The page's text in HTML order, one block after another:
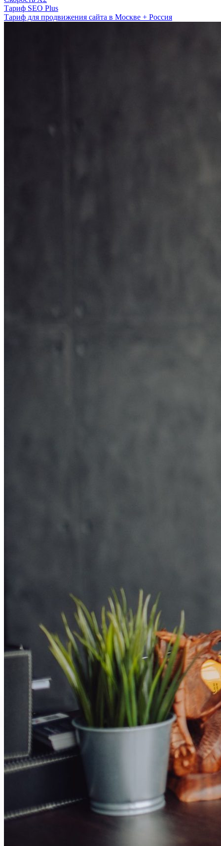
Тариф SEO Plus
Тариф для продвижения сайта в Москве + Россия